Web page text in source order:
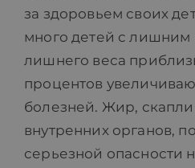
за здоровьем своих
много детей с лишним
лишнего веса
процентов
болезней. Жир,
внутренних органов,
серьезной опасности